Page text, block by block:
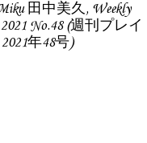
田中美久, Weekly
2021 No.48 (週刊プレイ
年48号)